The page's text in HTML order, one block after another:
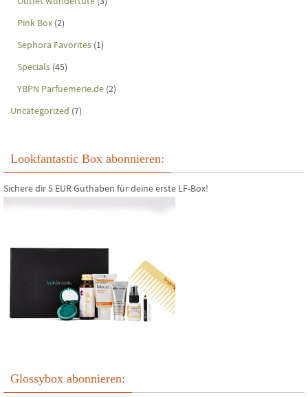
Pink Box (2)
Sephora Favorites (1)
Specials (45)
YBPN Parfuemerie.de (2)
Uncategorized (7)
Lookfantastic Box abonnieren:
Sichere dir 5 EUR Guthaben für deine erste LF-Box!
Glossybox abonnieren: